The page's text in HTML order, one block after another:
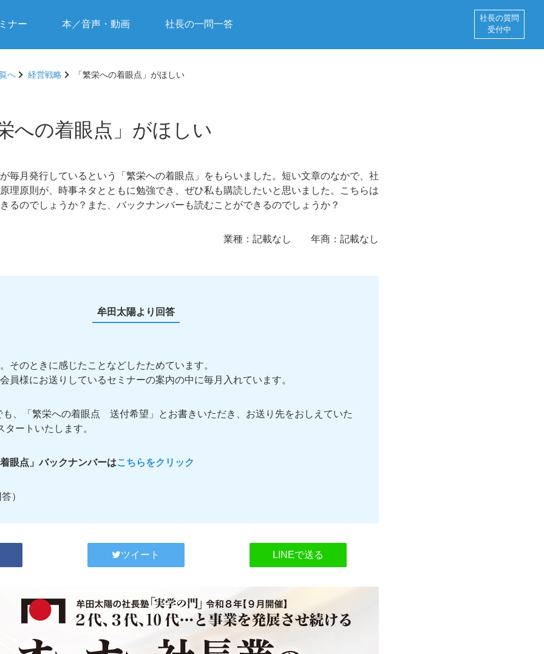
ナー 本／音声・動画 社長の一問一答
社長の質問
受付中
へ 経営戦略 「繁栄への着眼点」がほしい
への着眼点」がほしい
毎月発行しているという「繁栄への着眼点」をもらいました。短い文章のなかで、社
理原則が、時事ネタとともに勉強でき、ぜひ私も購読したいと思いました。こちらは
るのでしょうか？また、バックナンバーも読むことができるのでしょうか？
業種： 記載なし 年商： 記載なし
牟田太陽より回答
そのときに感じたことなどしたためています。
員様にお送りしているセミナーの案内の中に毎月入れています。
も、「繁栄への着眼点 送付希望」とお書きいただき、お送り先をおしえていた
ートいたします。
眼点」バックナンバーはこちらをクリック
）
ツイート LINEで送る